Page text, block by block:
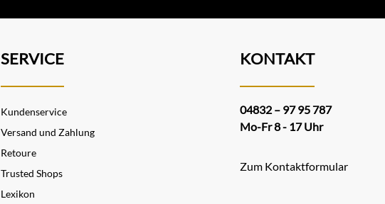
SERVICE
Kundenservice
Versand und Zahlung
Retoure
Trusted Shops
Lexikon
KONTAKT
04832 – 97 95 787
Mo-Fr 8 - 17 Uhr
Zum Kontaktformular